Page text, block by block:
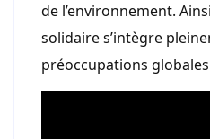
de l’environnement.
solidaire s’intègre
préoccupations